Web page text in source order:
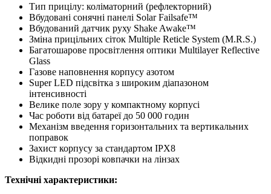
Тип прицілу: коліматорний (рефлекторний)
Вбудовані сонячні панелі Solar Failsafe™
Вбудований датчик руху Shake Awake™
Зміна прицільних сіток Multiple Reticle System (M.R.S.)
Багатошарове просвітлення оптики Multilayer Reflective
Glass
Газове наповнення корпусу азотом
Super LED підсвітка з широким діапазоном
інтенсивності
Велике поле зору у компактному корпусі
Час роботи від батареї до 50 000 годин
Механізм введення горизонтальних та вертикальних
поправок
Захист корпусу за стандартом IPX8
Відкидні прозорі ковпачки на лінзах
Технічні характеристики: